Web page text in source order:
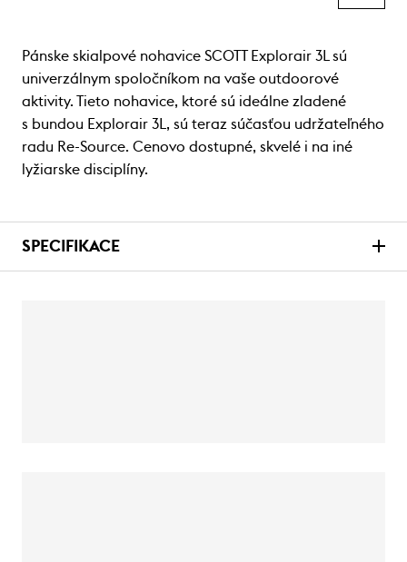
Pánske skialpové nohavice SCOTT Explorair 3L sú
univerzálnym spoločníkom na vaše outdoorové
aktivity. Tieto nohavice, ktoré sú ideálne zladené
s bundou Explorair 3L, sú teraz súčasťou udržateľného
radu Re-Source. Cenovo dostupné, skvelé i na iné
lyžiarske disciplíny.
SPECIFIKACE